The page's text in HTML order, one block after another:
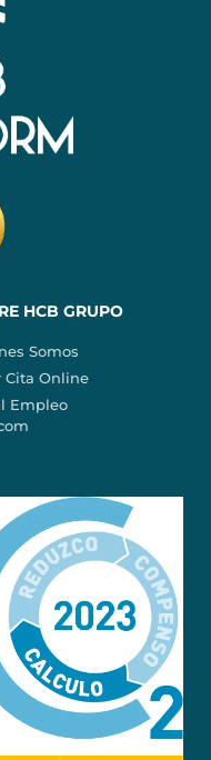
HCB GRUPO
Somos
Cita Online
Empleo